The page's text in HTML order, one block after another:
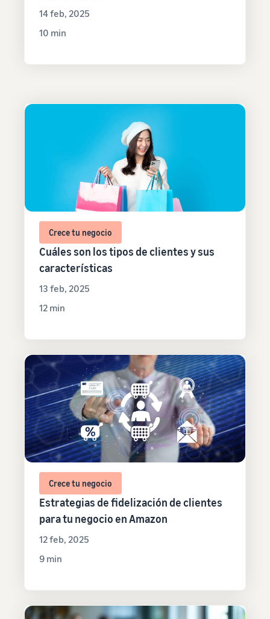
14 feb, 2025
10 min
Crece tu negocio
Cuáles son los tipos de clientes y sus
características
13 feb, 2025
12 min
Crece tu negocio
Estrategias de fidelización de clientes
para tu negocio en Amazon
12 feb, 2025
9 min